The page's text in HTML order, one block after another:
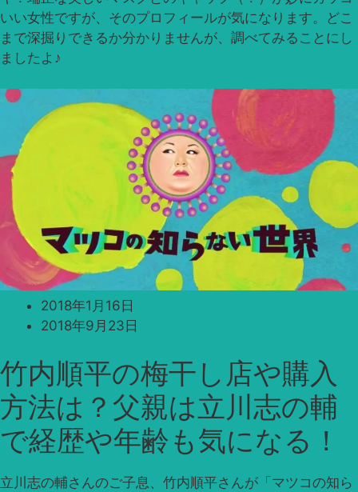
いい女性ですが、そのプロフィールが気になります。どこ
まで深掘りできるか分かりませんが、調べてみることにし
ましたよ♪
2018年1月16日
2018年9月23日
竹内順平の梅干し店や購入
方法は？父親は立川志の輔
で経歴や年齢も気になる！
立川志の輔さんのご子息、竹内順平さんが「マツコの知ら